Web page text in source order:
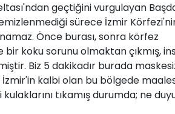
geçtiğini vurgulayan
sürece İzmir
Önce burası, sonra körfez
koku sorunu olmaktan çıkmış,
Biz 5 dakikadır burada
kalbi olan bu bölgede
tıkamış durumda; ne